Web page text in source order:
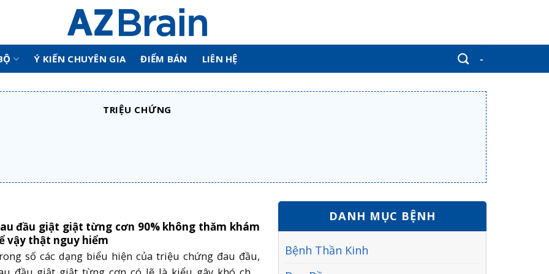
Ý KIẾN CHUYÊN GIA ĐIỂM BÁN LIÊN HỆ -
TRIỆU CHỨNG
đầu giật giật từng cơn 90% không thăm khám
vậy thật nguy hiểm
số các dạng biểu hiện của triệu chứng đau đầu,
DANH MỤC BỆNH
Bệnh Thần Kinh